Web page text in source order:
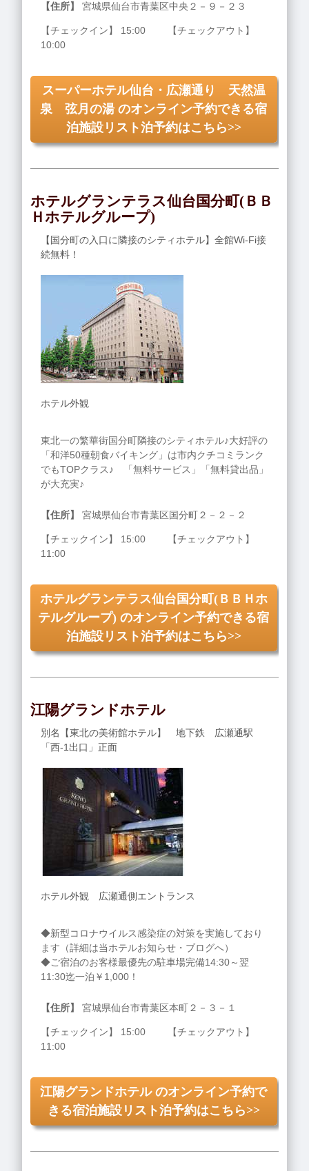
【住所】 宮城県仙台市青葉区中央２－９－２３
【チェックイン】 15:00 【チェックアウト】
10:00
スーパーホテル仙台・広瀬通り 天然温
泉 弦月の湯 のオンライン予約できる宿
泊施設リスト泊予約はこちら>>
ホテルグランテラス仙台国分町(ＢＢ
Ｈホテルグループ)
【国分町の入口に隣接のシティホテル】全館Wi-Fi接
続無料！
ホテル外観
東北一の繁華街国分町隣接のシティホテル♪大好評の
「和洋50種朝食バイキング」は市内クチコミランク
でもTOPクラス♪ 「無料サービス」「無料貸出品」
が大充実♪
【住所】 宮城県仙台市青葉区国分町２－２－２
【チェックイン】 15:00 【チェックアウト】
11:00
ホテルグランテラス仙台国分町(ＢＢＨホ
テルグループ) のオンライン予約できる宿
泊施設リスト泊予約はこちら>>
江陽グランドホテル
別名【東北の美術館ホテル】 地下鉄 広瀬通駅
「西-1出口」正面
ホテル外観 広瀬通側エントランス
◆新型コロナウイルス感染症の対策を実施しており
ます（詳細は当ホテルお知らせ・ブログへ）
◆ご宿泊のお客様最優先の駐車場完備14:30～翌
11:30迄一泊￥1,000！
【住所】 宮城県仙台市青葉区本町２－３－１
【チェックイン】 15:00 【チェックアウト】
11:00
江陽グランドホテル のオンライン予約で
きる宿泊施設リスト泊予約はこちら>>